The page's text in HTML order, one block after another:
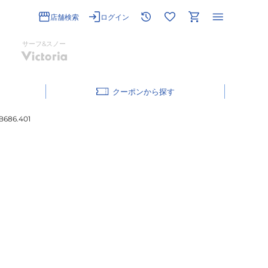
店舗検索 ログイン
サーフ&スノー
クーポン